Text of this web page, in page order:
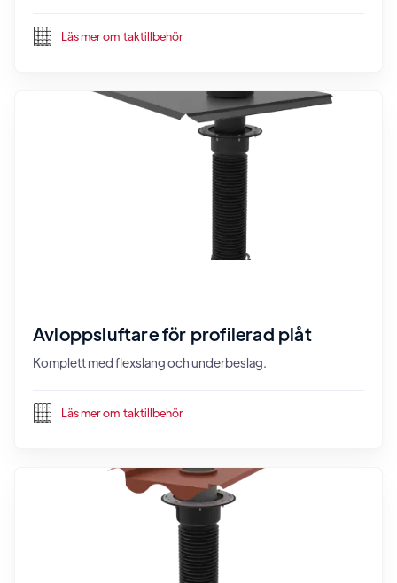
Läs mer om taktillbehör
Avloppsluftare för profilerad plåt
Komplett med flexslang och underbeslag.
Läs mer om taktillbehör